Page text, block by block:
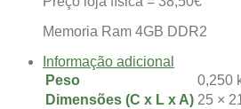
Memoria Ram 4GB DDR2
Informação adicional
Peso
0,250
Dimensões (C x L x A) 25 ×